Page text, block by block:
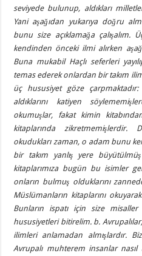
seviyede bulunup, aldıkları
Yani aşağıdan yukarıya doğru
bunu size açıklamağa çalışalım.
kendinden önceki ilmi alırken
Buna mukabil Haçlı seferleri
temas ederek onlardan bir takım
üç hususiyet göze
aldıklarını katiyen
okumuşlar, fakat kimin
kitaplarında zikretmemişlerdir.
okudukları zaman, o adam bunu
bir takım yanlış yere
kitaplarımıza bugün bu isimler
onların bulmuş olduklarını
Müslümanların kitaplarını
Bunların ispatı için size
hususiyetleri bitirelim. b.
ilimleri anlamadan almışlardır.
Avrupalı muhterem insanlar